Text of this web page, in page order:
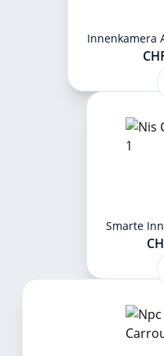
Innenkamera
Smarte